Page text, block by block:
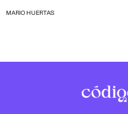
MARIO HUERTAS